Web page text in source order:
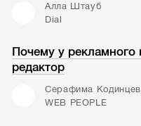
Алла Штауб
Dial
Почему у рекламного
редактор
Серафима
WEB PEOPLE